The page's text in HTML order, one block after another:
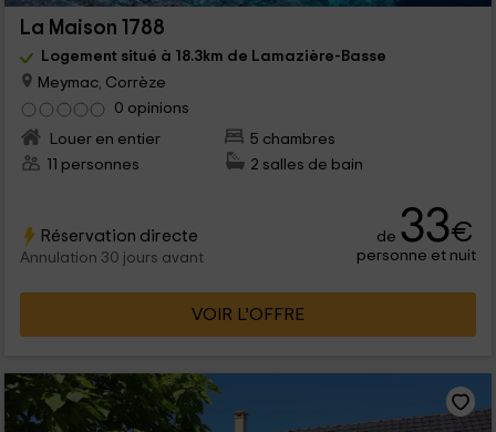
La Maison 1788
Logement situé à 18.3km de Lamazière-Basse
Meymac, Corrèze
0 opinions
Louer en entier
5 chambres
11 personnes
2 salles de bain
Réservation directe
Annulation 30 jours avant
de 33€
personne et nuit
VOIR L’OFFRE